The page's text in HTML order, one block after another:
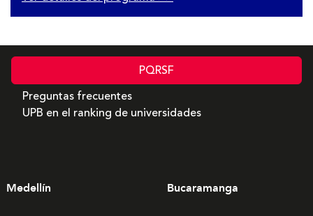
PQRSF
Preguntas frecuentes
UPB en el ranking de universidades
Medellín Bucaramanga